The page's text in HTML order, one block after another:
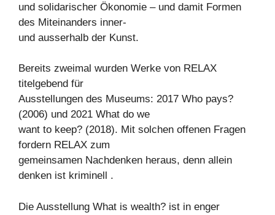
und solidarischer Ökonomie – und damit Formen
des Miteinanders inner-
und ausserhalb der Kunst.
Bereits zweimal wurden Werke von RELAX
titelgebend für
Ausstellungen des Museums: 2017 Who pays?
(2006) und 2021 What do we
want to keep? (2018). Mit solchen offenen Fragen
fordern RELAX zum
gemeinsamen Nachdenken heraus, denn allein
denken ist kriminell .
Die Ausstellung What is wealth? ist in enger